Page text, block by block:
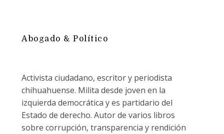
Abogado & Político
Activista ciudadano, escritor y periodista
chihuahuense. Milita desde joven en la
izquierda democrática y es partidario del
Estado de derecho. Autor de varios libros
sobre corrupción, transparencia y rendición